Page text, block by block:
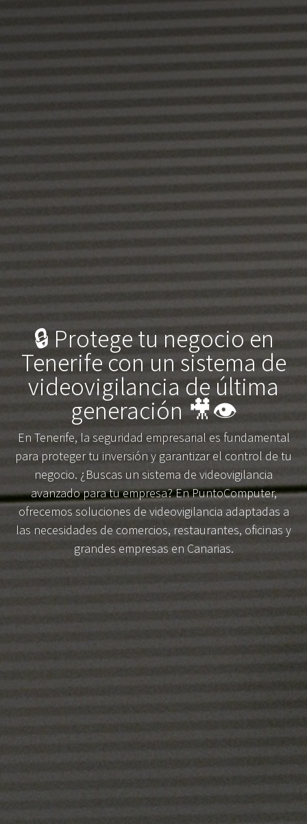
🔒 Protege tu negocio en
Tenerife con un sistema de
videovigilancia de última
generación 🎥👁️
En Tenerife, la seguridad empresarial es fundamental
para proteger tu inversión y garantizar el control de tu
negocio. ¿Buscas un sistema de videovigilancia
avanzado para tu empresa? En PuntoComputer,
ofrecemos soluciones de videovigilancia adaptadas a
las necesidades de comercios, restaurantes, oficinas y
grandes empresas en Canarias.